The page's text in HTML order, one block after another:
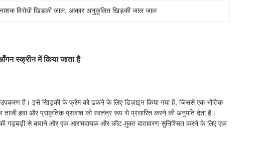
विरोधी खिड़की जाल, आकार अनुकूलित खिड़की जाल जाल
स्क्रीन में किया जाता है
उपकरण है। इसे खिड़की के फ्रेम को ढकने के लिए डिज़ाइन किया गया है, जिससे एक भौतिक
ताजी हवा और प्राकृतिक प्रकाश को स्वतंत्र रूप से प्रसारित करने की अनुमति देता है।
गड़बड़ी से बचाने और एक आरामदायक और कीट-मुक्त वातावरण सुनिश्चित करने के लिए एक